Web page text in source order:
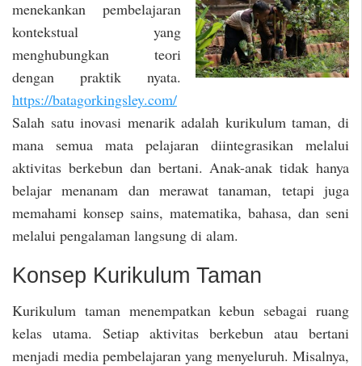
menekankan pembelajaran
kontekstual yang
menghubungkan teori
dengan praktik nyata.
https://batagorkingsley.com/
Salah satu inovasi menarik adalah kurikulum taman, di
mana semua mata pelajaran diintegrasikan melalui
aktivitas berkebun dan bertani. Anak-anak tidak hanya
belajar menanam dan merawat tanaman, tetapi juga
memahami konsep sains, matematika, bahasa, dan seni
melalui pengalaman langsung di alam.
Konsep Kurikulum Taman
Kurikulum taman menempatkan kebun sebagai ruang
kelas utama. Setiap aktivitas berkebun atau bertani
menjadi media pembelajaran yang menyeluruh. Misalnya,